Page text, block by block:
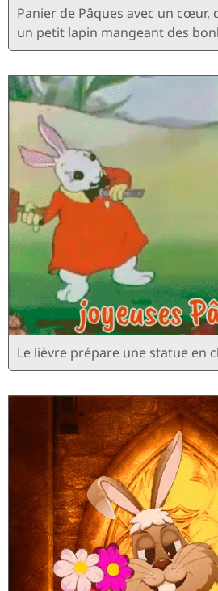
Panier de Pâques avec un
un petit lapin mangeant des
Le lièvre prépare une statue en